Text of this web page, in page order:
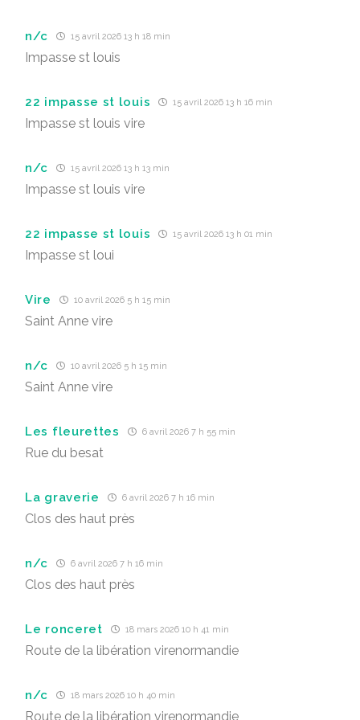
n/c 15 avril 2026 13 h 18 min
Impasse st louis
22 impasse st louis 15 avril 2026 13 h 16 min
Impasse st louis vire
n/c 15 avril 2026 13 h 13 min
Impasse st louis vire
22 impasse st louis 15 avril 2026 13 h 01 min
Impasse st loui
Vire 10 avril 2026 5 h 15 min
Saint Anne vire
n/c 10 avril 2026 5 h 15 min
Saint Anne vire
Les fleurettes 6 avril 2026 7 h 55 min
Rue du besat
La graverie 6 avril 2026 7 h 16 min
Clos des haut près
n/c 6 avril 2026 7 h 16 min
Clos des haut près
Le ronceret 18 mars 2026 10 h 41 min
Route de la libération virenormandie
n/c 18 mars 2026 10 h 40 min
Route de la libération virenormandie